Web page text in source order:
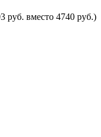
руб. вместо 4740 руб.)